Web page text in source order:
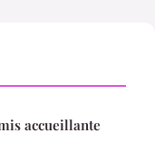
accueillante